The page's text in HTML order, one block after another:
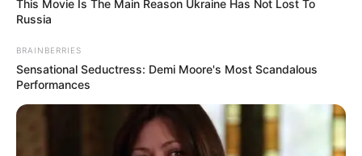
This Movie Is The Main Reason Ukraine Has Not Lost To
Russia
BRAINBERRIES
Sensational Seductress: Demi Moore's Most Scandalous
Performances